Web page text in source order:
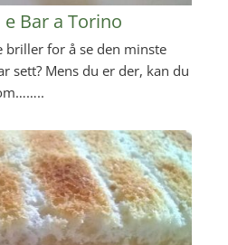
Bar a Torino
briller for å se den minste
sett? Mens du er der, kan du